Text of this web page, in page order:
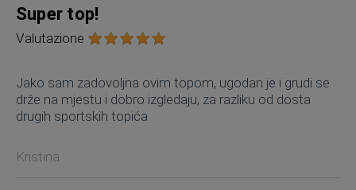
Super top!
Valutazione
Jako sam zadovoljna ovim topom, ugodan je i grudi se
drže na mjestu i dobro izgledaju, za razliku od dosta
drugih sportskih topića
Kristina